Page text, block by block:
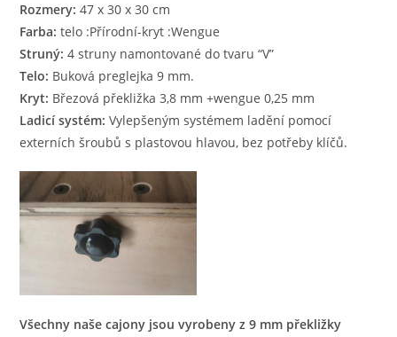
Rozmery: 47 x 30 x 30 cm
Farba: telo :Přírodní-kryt :Wengue
Struný:4 struny namontované do tvaru “V”
Telo: Buková preglejka 9 mm.
Kryt: Březová překližka 3,8 mm +wengue 0,25 mm
Ladicí systém: Vylepšeným systémem ladění pomocí
externích šroubů s plastovou hlavou, bez potřeby klíčů.
Všechny naše cajony jsou vyrobeny z 9 mm překližky